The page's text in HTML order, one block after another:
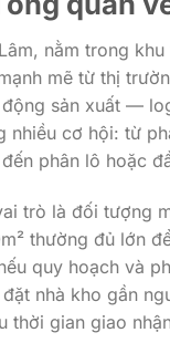
nằm trong
mẽ từ thị
sản xuất —
nhiều cơ hội: từ
phân lô hoặc
trò là đối tượng
thường đủ lớn
quy hoạch và
nhà kho gần
thời gian giao